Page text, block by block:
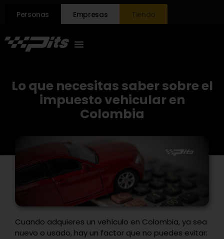
Personas Empresas
Lo que necesitas saber sobre el
impuesto vehicular en
Colombia
Cuando adquieres un vehículo en Colombia, ya sea
nuevo o usado, hay un factor que no puedes evitar: